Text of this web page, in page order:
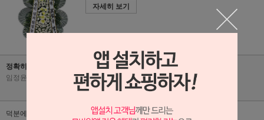
자세히 보기
정확히 원하는 시간대에 딱 맞게 배송됐어요
임정윤 2026-05-08 | 조회수 46
덕분에 잘 보내드릴 수 있었어요